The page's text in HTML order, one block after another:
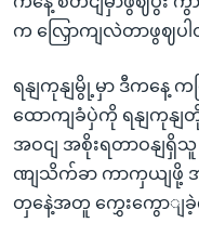
က လြှောကျလဲတာဖွဈပါ
ရနျကုနျမွို့မှာ ဒီကနေ့ က
ထောကျခံပှဲကို ရနျကုနျတိုင
အဝငျ အစိုးရတာဝနျရှိ
ဏျသိက်ခာ ကာကှယျဖို့ အ
တှနေဲ့အတူ ကွှေးကွောျခဲ့